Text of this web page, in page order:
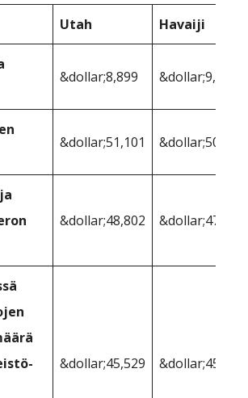
Utah Havaiji
&dollar;8,899 &dollar;9,896
&dollar;51,101 &dollar;50,104
&dollar;48,802 &dollar;47,204
&dollar;45,529 &dollar;45,198